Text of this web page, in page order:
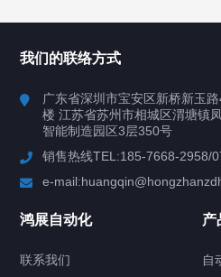
案例视频
联系我们
关于我们
我们的联络方式
广东省深圳市宝安区新桥新玉
楼 江苏省苏州市相城区渭塘镇
智能制造园区3层350号
销售热线TEL:185-7668-2958/
e-
鸿展自动化
联系我们
产
自